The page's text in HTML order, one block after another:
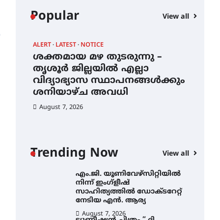
Popular View all
ALERT LATEST NOTICE
ശക്തമായ മഴ തുടരുന്നു –
തൃശൂർ ജില്ലയിൽ എല്ലാ
വിദ്യാഭ്യാസ സ്ഥാപനങ്ങൾക്കും
ശനിയാഴ്ച അവധി
August 7, 2026
Trending Now View all
എക്സ്പോയുമായി എസ്
August 6, 2026
സർഗ്ഗസാഹിതി-
കവിതാസംഗമം 2026 കവിതാ
ചർച്ച കാട്ടൂർ, ടി. കെ. ബാലൻ
ഹാളിൽ 16ന്
August 6, 2026
ശനിയാഴ്ച അവധി
എം.ജി. യൂണിവേഴ്‌സിറ്റിയിൽ
നിന്ന് ഇംഗ്ളീഷ്
സാഹിത്യത്തിൽ ഡോക്ടറേറ്റ്
നേടിയ എൻ. ആര്യ
August 7, 2026